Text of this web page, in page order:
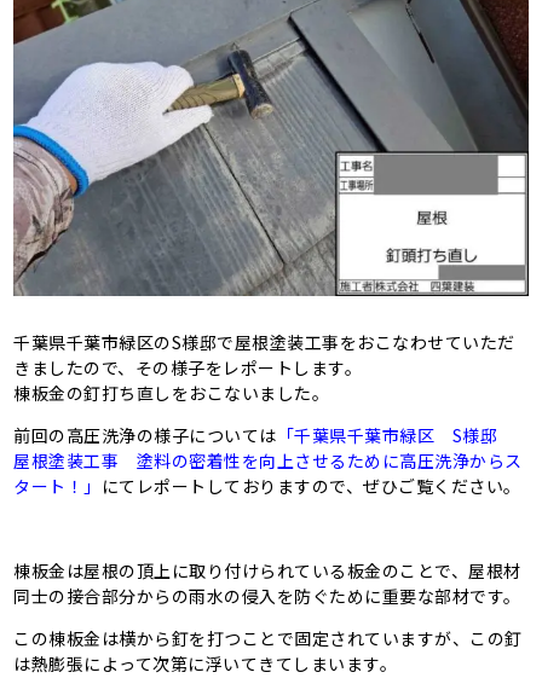
千葉県千葉市緑区のS様邸で屋根塗装工事をおこなわせていただ
きましたので、その様子をレポートします。
棟板金の釘打ち直しをおこないました。
前回の高圧洗浄の様子については 「千葉県千葉市緑区 S様邸
屋根塗装工事 塗料の密着性を向上させるために高圧洗浄からス
タート！」 にてレポートしておりますので、ぜひご覧ください。
棟板金は屋根の頂上に取り付けられている板金のことで、屋根材
同士の接合部分からの雨水の侵入を防ぐために重要な部材です。
この棟板金は横から釘を打つことで固定されていますが、この釘
は熱膨張によって次第に浮いてきてしまいます。